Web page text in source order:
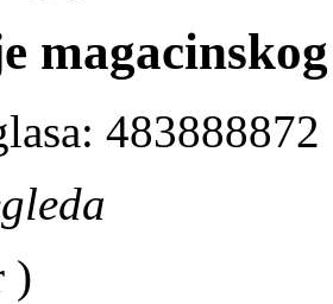
483888872
)